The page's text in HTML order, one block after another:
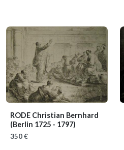
RODE Christian Bernhard
(Berlin 1725 - 1797)
350 €